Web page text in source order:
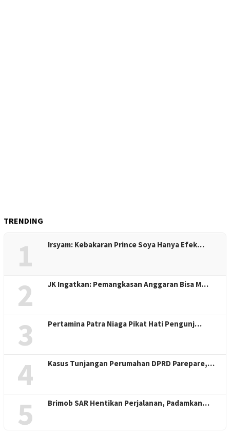
TRENDING
1 Irsyam: Kebakaran Prince Soya Hanya Efek…
2 JK Ingatkan: Pemangkasan Anggaran Bisa M…
3 Pertamina Patra Niaga Pikat Hati Pengunj…
4 Kasus Tunjangan Perumahan DPRD Parepare,…
5 Brimob SAR Hentikan Perjalanan, Padamkan…